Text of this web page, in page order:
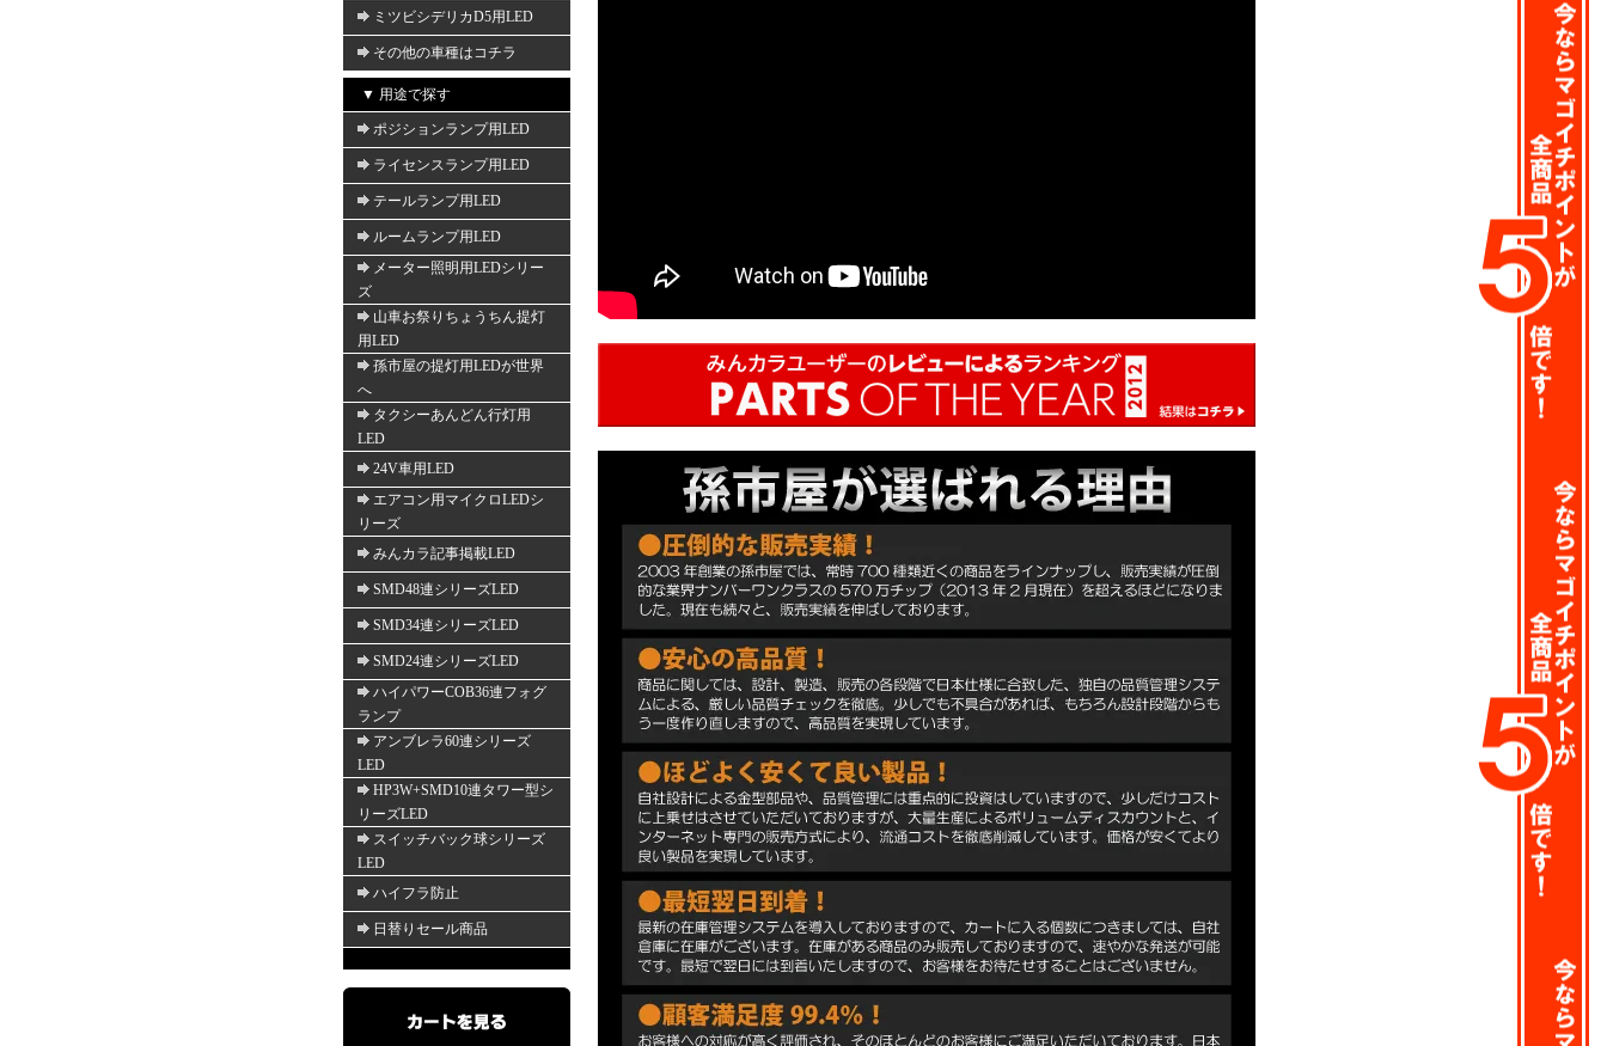
ミツビシデリカD5用LED
その他の車種はコチラ
▼ 用途で探す
ポジションランプ用LED
ライセンスランプ用LED
テールランプ用LED
ルームランプ用LED
メーター照明用LEDシリー
ズ
山車お祭りちょうちん提灯
用LED
孫市屋の提灯用LEDが世界
へ
タクシーあんどん行灯用
LED
24V車用LED
エアコン用マイクロLEDシ
リーズ
みんカラ記事掲載LED
SMD48連シリーズLED
SMD34連シリーズLED
SMD24連シリーズLED
ハイパワーCOB36連フォグ
ランプ
アンブレラ60連シリーズ
LED
HP3W+SMD10連タワー型シ
リーズLED
スイッチバック球シリーズ
LED
ハイフラ防止
日替りセール商品